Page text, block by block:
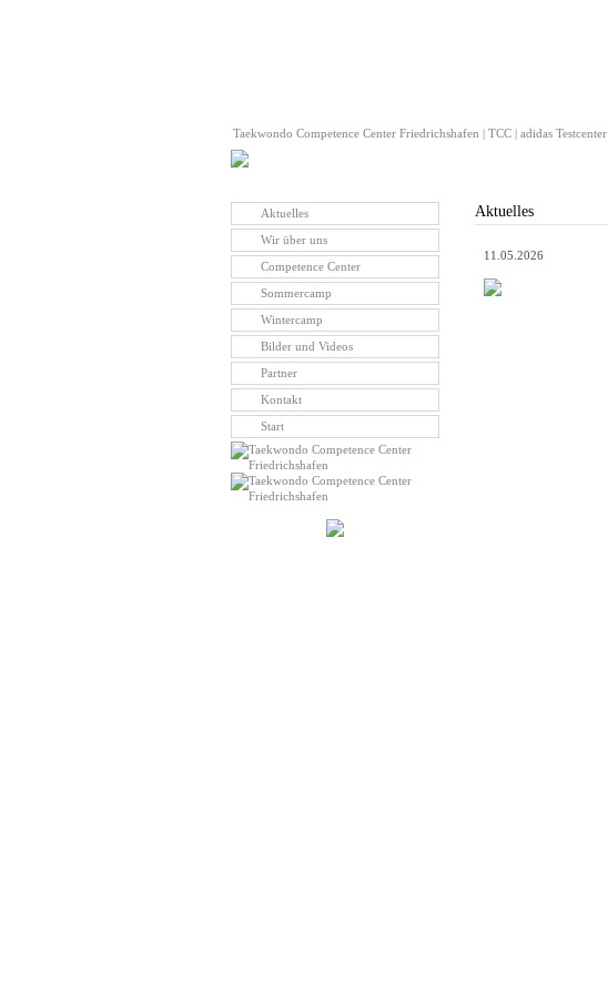
Taekwondo Competence Center Friedrichshafen | TCC | adidas Testcenter
Aktuelles
Wir über uns
Competence Center
Sommercamp
Wintercamp
Bilder und Videos
Partner
Kontakt
Start
Aktuelles
11.05.2026